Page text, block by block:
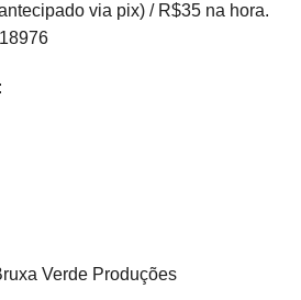
via pix) / R$35 na hora.
Verde Produções